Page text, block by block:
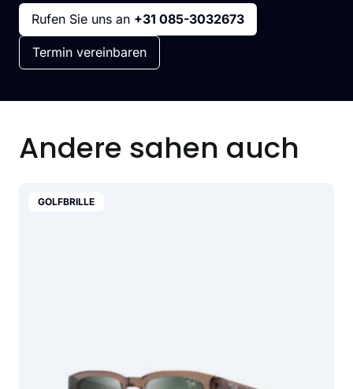
Rufen Sie uns an +31 085-3032673
Termin vereinbaren
Andere sahen auch
GOLFBRILLE